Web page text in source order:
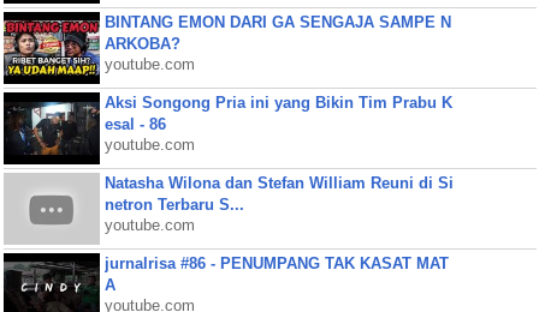
BINTANG EMON DARI GA SENGAJA SAMPE N
ARKOBA?
youtube.com
Aksi Songong Pria ini yang Bikin Tim Prabu K
esal - 86
youtube.com
Natasha Wilona dan Stefan William Reuni di Si
netron Terbaru S...
youtube.com
jurnalrisa #86 - PENUMPANG TAK KASAT MAT
A
youtube.com